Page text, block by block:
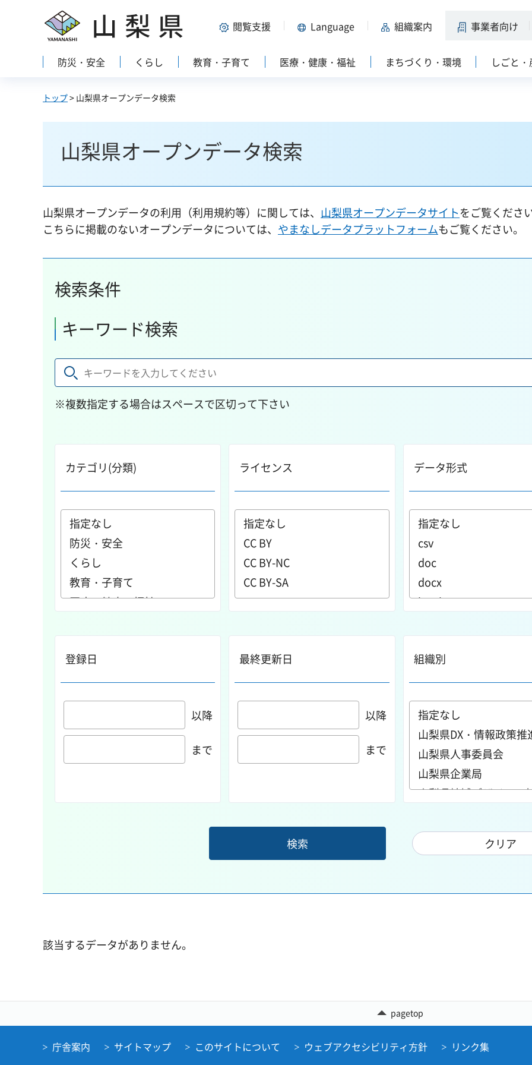
山梨県 閲覧支援 Language 組織案内 事業者向け
防災・安全 くらし 教育・子育て 医療・健康・福祉 まちづくり・環境 しごと
トップ> 山梨県オープンデータ検索
山梨県オープンデータ検索
山梨県オープンデータの利用（利用規約等）に関しては、 山梨県オープンデータサイトをご覧くださ
こちらに掲載のないオープンデータについては、 やまなしデータプラットフォームもご覧ください。
検索条件
キーワード検索
※複数指定する場合はスペースで区切って下さい
カテゴリ(分類) ライセンス データ形式
登録日
以降
まで
最終更新日
以降
まで
組織別
該当するデータがありません。
pagetop
庁舎案内 サイトマップ このサイトについて ウェブアクセシビリティ方針 リンク集